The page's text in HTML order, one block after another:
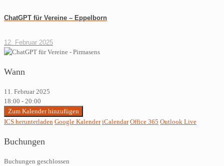
ChatGPT für Vereine – Eppelborn
12. Februar 2025
Wann
11. Februar 2025
18:00 - 20:00
Zum Kalender hinzufügen
ICS herunterladen Google Kalender iCalendar Office 365 Outlook Live
Buchungen
Buchungen geschlossen